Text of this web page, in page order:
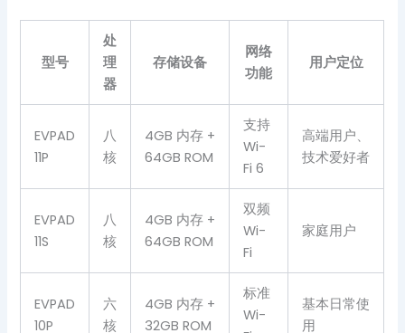
型号
处
理
器
存储设备
网络
功能
用户定位
EVPAD
11P
八
核
4GB 内存 +
64GB ROM
支持
Wi-
Fi 6
高端用户、
技术爱好者
EVPAD
11S
八
核
4GB 内存 +
64GB ROM
双频
Wi-
Fi
家庭用户
EVPAD
10P
六
核
4GB 内存 +
32GB ROM
标准
Wi-
基本日常使
用